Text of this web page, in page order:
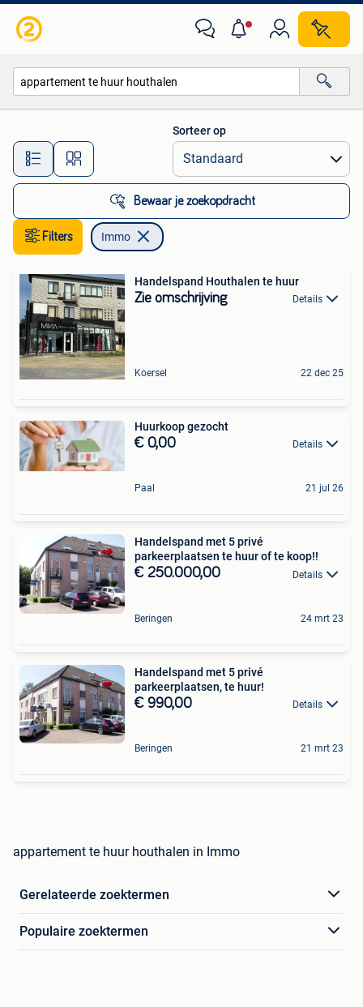
Alle afstanden…
Sorteer op
Bewaar je zoekopdracht
Filters Immo
Handelspand Houthalen te huur
Zie omschrijving Details
Koersel 22 dec 25
Huurkoop gezocht
€ 0,00 Details
Paal 21 jul 26
Handelspand met 5 privé
parkeerplaatsen te huur of te koop!!
€ 250.000,00 Details
Beringen 24 mrt 23
Handelspand met 5 privé
parkeerplaatsen, te huur!
€ 990,00 Details
Beringen 21 mrt 23
appartement te huur houthalen in Immo
Gerelateerde zoektermen
Populaire zoektermen